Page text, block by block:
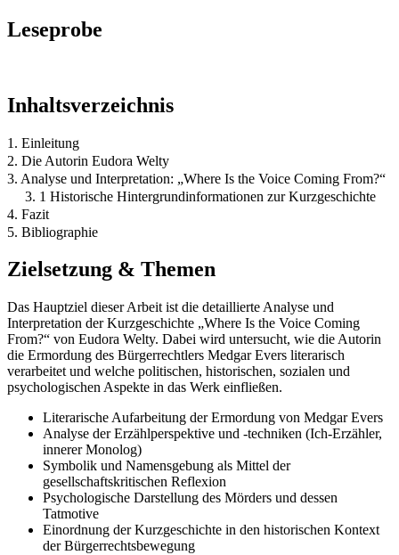
Leseprobe
Inhaltsverzeichnis
1. Einleitung
2. Die Autorin Eudora Welty
3. Analyse und Interpretation: „Where Is the Voice Coming From?“
3. 1 Historische Hintergrundinformationen zur Kurzgeschichte
4. Fazit
5. Bibliographie
Zielsetzung & Themen
Das Hauptziel dieser Arbeit ist die detaillierte Analyse und
Interpretation der Kurzgeschichte „Where Is the Voice Coming
From?“ von Eudora Welty. Dabei wird untersucht, wie die Autorin
die Ermordung des Bürgerrechtlers Medgar Evers literarisch
verarbeitet und welche politischen, historischen, sozialen und
psychologischen Aspekte in das Werk einfließen.
Literarische Aufarbeitung der Ermordung von Medgar Evers
Analyse der Erzählperspektive und -techniken (Ich-Erzähler,
innerer Monolog)
Symbolik und Namensgebung als Mittel der
gesellschaftskritischen Reflexion
Psychologische Darstellung des Mörders und dessen
Tatmotive
Einordnung der Kurzgeschichte in den historischen Kontext
der Bürgerrechtsbewegung